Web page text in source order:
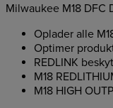
Milwaukee M18
Oplader alle
Optimer
REDLINK
M18
M18 HIGH